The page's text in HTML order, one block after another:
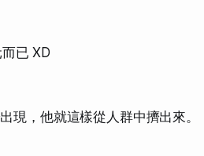
已 XD
現，他就這樣從人群中擠出來。